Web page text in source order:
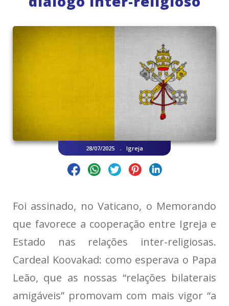
28/07/2025 . Igreja
Foi assinado, no Vaticano, o Memorando
que favorece a cooperação entre Igreja e
Estado nas relações inter-religiosas.
Cardeal Koovakad: como esperava o Papa
Leão, que as nossas “relações bilaterais
amigáveis” promovam com mais vigor “a